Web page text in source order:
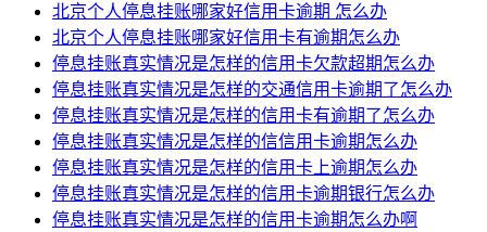
北京个人停息挂账哪家好信用卡逾期 怎么办
北京个人停息挂账哪家好信用卡有逾期怎么办
停息挂账真实情况是怎样的信用卡欠款超期怎么办
停息挂账真实情况是怎样的交通信用卡逾期了怎么办
停息挂账真实情况是怎样的信用卡有逾期了怎么办
停息挂账真实情况是怎样的信信用卡逾期怎么办
停息挂账真实情况是怎样的信用卡上逾期怎么办
停息挂账真实情况是怎样的信用卡逾期银行怎么办
停息挂账真实情况是怎样的信用卡逾期怎么办啊